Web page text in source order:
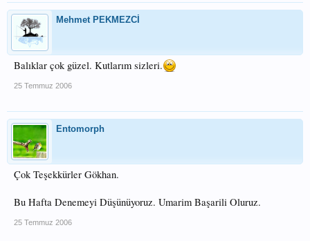
Mehmet PEKMEZCİ
Balıklar çok güzel. Kutlarım sizleri.
25 Temmuz 2006
Entomorph
Çok Teşekkürler Gökhan.
Bu Hafta Denemeyi Düşünüyoruz. Umarim Başarili Oluruz.
25 Temmuz 2006